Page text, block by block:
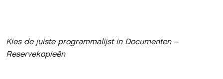
Kies de juiste programmalijst in Documenten –
Reservekopieën